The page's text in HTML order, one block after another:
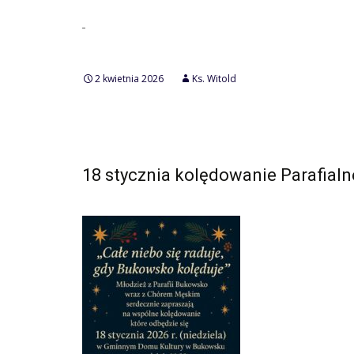
2 kwietnia 2026 Ks. Witold
18 stycznia kolędowanie